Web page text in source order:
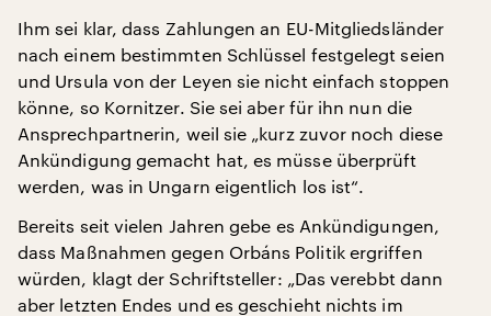
Ihm sei klar, dass Zahlungen an EU-Mitgliedsländer
nach einem bestimmten Schlüssel festgelegt seien
und Ursula von der Leyen sie nicht einfach stoppen
könne, so Kornitzer. Sie sei aber für ihn nun die
Ansprechpartnerin, weil sie „kurz zuvor noch diese
Ankündigung gemacht hat, es müsse überprüft
werden, was in Ungarn eigentlich los ist“.
Bereits seit vielen Jahren gebe es Ankündigungen,
dass Maßnahmen gegen Orbáns Politik ergriffen
würden, klagt der Schriftsteller: „Das verebbt dann
aber letzten Endes und es geschieht nichts im